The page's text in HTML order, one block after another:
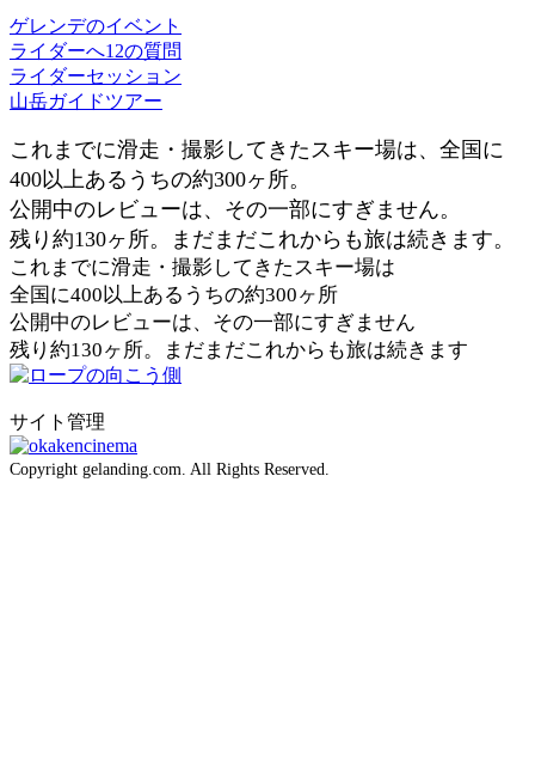
ゲレンデのイベント
ライダーへ12の質問
ライダーセッション
山岳ガイドツアー
これまでに滑走・撮影してきたスキー場は、全国に
400以上あるうちの約300ヶ所。
公開中のレビューは、その一部にすぎません。
残り約130ヶ所。まだまだこれからも旅は続きます。
これまでに滑走・撮影してきたスキー場は
全国に400以上あるうちの約300ヶ所
公開中のレビューは、その一部にすぎません
残り約130ヶ所。まだまだこれからも旅は続きます
サイト管理
Copyright gelanding.com. All Rights Reserved.